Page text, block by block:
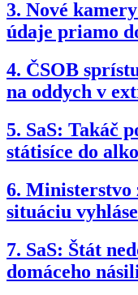
3. Nové
údaje priamo
4. ČSOB
na oddych v
5. SaS: Takáč
státisíce do
6. Ministerstvo
situáciu
7. SaS: Štát
domáceho